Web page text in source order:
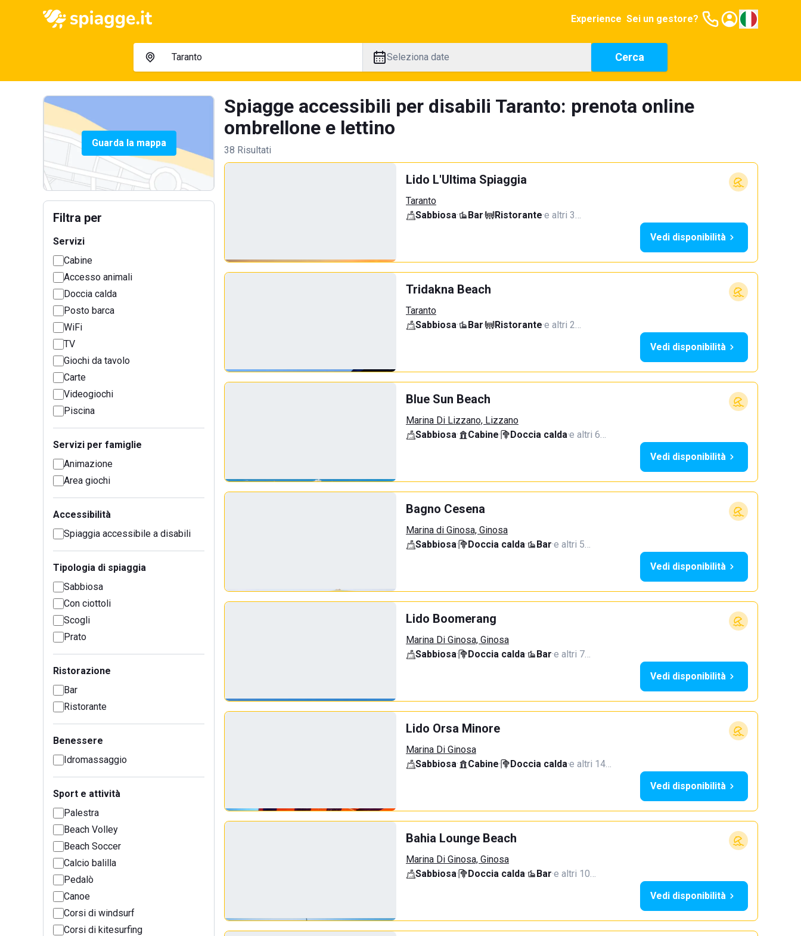
Experience Sei un gestore?
Seleziona date Cerca
Guarda la mappa
Filtra per
Servizi
Cabine
Accesso animali
Doccia calda
Posto barca
WiFi
TV
Giochi da tavolo
Carte
Videogiochi
Piscina
Servizi per famiglie
Animazione
Area giochi
Accessibilità
Spiaggia accessibile a disabili
Tipologia di spiaggia
Sabbiosa
Con ciottoli
Scogli
Prato
Ristorazione
Bar
Ristorante
Benessere
Idromassaggio
Sport e attività
Palestra
Beach Volley
Beach Soccer
Calcio balilla
Pedalò
Canoe
Corsi di windsurf
Corsi di kitesurfing
Spiagge accessibili per disabili Taranto: prenota online
ombrellone e lettino
38 Risultati
Lido L'Ultima Spiaggia
Taranto
Sabbiosa· Bar· Ristorante·e altri 3…
Vedi disponibilità
Tridakna Beach
Taranto
Sabbiosa· Bar· Ristorante·e altri 2…
Vedi disponibilità
Blue Sun Beach
Marina Di Lizzano, Lizzano
Sabbiosa· Cabine· Doccia calda·e altri 6…
Vedi disponibilità
Bagno Cesena
Marina di Ginosa, Ginosa
Sabbiosa· Doccia calda· Bar·e altri 5…
Vedi disponibilità
Lido Boomerang
Marina Di Ginosa, Ginosa
Sabbiosa· Doccia calda· Bar·e altri 7…
Vedi disponibilità
Lido Orsa Minore
Marina Di Ginosa
Sabbiosa· Cabine· Doccia calda·e altri 14…
Vedi disponibilità
Bahia Lounge Beach
Marina Di Ginosa, Ginosa
Sabbiosa· Doccia calda· Bar·e altri 10…
Vedi disponibilità